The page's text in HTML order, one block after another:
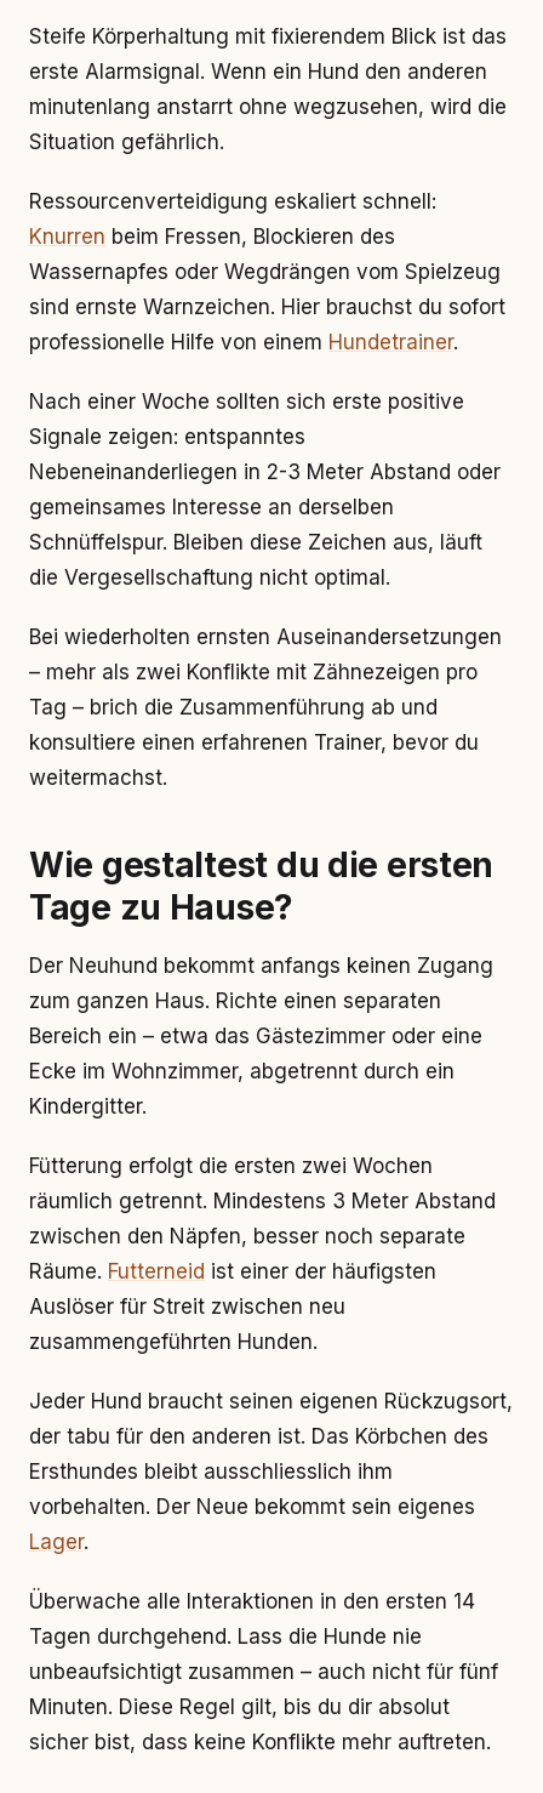
Steife Körperhaltung mit fixierendem Blick ist das
erste Alarmsignal. Wenn ein Hund den anderen
minutenlang anstarrt ohne wegzusehen, wird die
Situation gefährlich.
Ressourcenverteidigung eskaliert schnell:
Knurren beim Fressen, Blockieren des
Wassernapfes oder Wegdrängen vom Spielzeug
sind ernste Warnzeichen. Hier brauchst du sofort
professionelle Hilfe von einem Hundetrainer.
Nach einer Woche sollten sich erste positive
Signale zeigen: entspanntes
Nebeneinanderliegen in 2-3 Meter Abstand oder
gemeinsames Interesse an derselben
Schnüffelspur. Bleiben diese Zeichen aus, läuft
die Vergesellschaftung nicht optimal.
Bei wiederholten ernsten Auseinandersetzungen
– mehr als zwei Konflikte mit Zähnezeigen pro
Tag – brich die Zusammenführung ab und
konsultiere einen erfahrenen Trainer, bevor du
weitermachst.
Wie gestaltest du die ersten
Tage zu Hause?
Der Neuhund bekommt anfangs keinen Zugang
zum ganzen Haus. Richte einen separaten
Bereich ein – etwa das Gästezimmer oder eine
Ecke im Wohnzimmer, abgetrennt durch ein
Kindergitter.
Fütterung erfolgt die ersten zwei Wochen
räumlich getrennt. Mindestens 3 Meter Abstand
zwischen den Näpfen, besser noch separate
Räume. Futterneid ist einer der häufigsten
Auslöser für Streit zwischen neu
zusammengeführten Hunden.
Jeder Hund braucht seinen eigenen Rückzugsort,
der tabu für den anderen ist. Das Körbchen des
Ersthundes bleibt ausschliesslich ihm
vorbehalten. Der Neue bekommt sein eigenes
Lager.
Überwache alle Interaktionen in den ersten 14
Tagen durchgehend. Lass die Hunde nie
unbeaufsichtigt zusammen – auch nicht für fünf
Minuten. Diese Regel gilt, bis du dir absolut
sicher bist, dass keine Konflikte mehr auftreten.